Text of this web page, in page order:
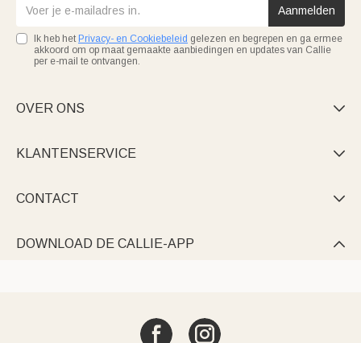
Aanmelden
Ik heb het Privacy- en Cookiebeleid gelezen en begrepen en ga ermee
akkoord om op maat gemaakte aanbiedingen en updates van Callie
per e-mail te ontvangen.
OVER ONS 
KLANTENSERVICE 
CONTACT 
DOWNLOAD DE CALLIE-APP 